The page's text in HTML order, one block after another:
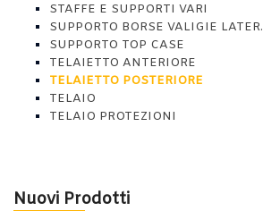
STAFFE E SUPPORTI VARI
SUPPORTO BORSE VALIGIE LATER.
SUPPORTO TOP CASE
TELAIETTO ANTERIORE
TELAIETTO POSTERIORE
TELAIO
TELAIO PROTEZIONI
Nuovi Prodotti